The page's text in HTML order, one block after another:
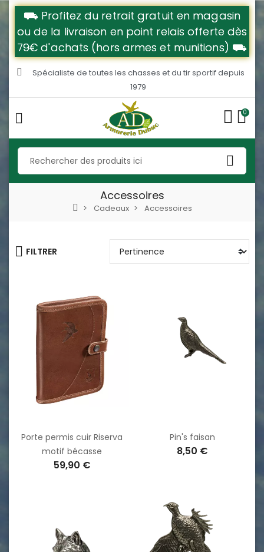
⛟ Profitez du retrait gratuit en magasin
ou de la livraison en point relais offerte dès
79€ d'achats (hors armes et munitions) ⛟
Spécialiste de toutes les chasses et du tir sportif depuis
1979
0
Accessoires
Cadeaux Accessoires
FILTRER
Porte permis cuir Riserva
motif bécasse
59,90 €
Pin's faisan
8,50 €